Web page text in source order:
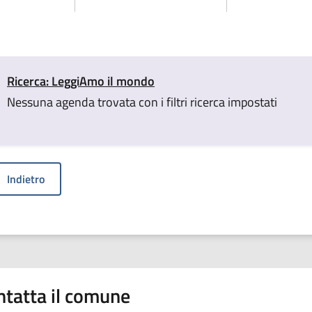
Ricerca: LeggiAmo il mondo
Nessuna agenda trovata con i filtri ricerca impostati
Indietro
il comune